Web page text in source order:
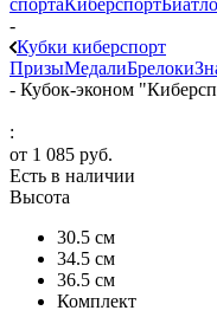
-
Кубки киберспорт
ПризыМедалиБрелоки
- Кубок-эконом
:
от 1 085 руб.
Есть в наличии
Высота
30.5 см
34.5 см
36.5 см
Комплект